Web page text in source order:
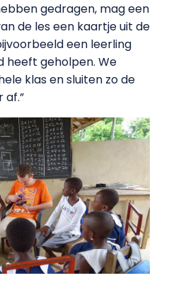
gedragen, mag een
de les een kaartje uit de
een leerling
heeft geholpen. We
klas en sluiten zo de
af.”